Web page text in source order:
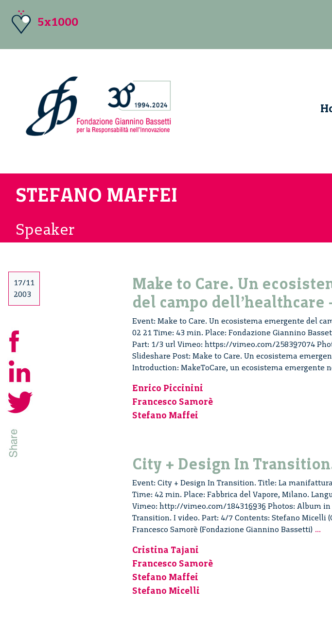
5x1000
STEFANO MAFFEI
Speaker
17/11
2003
Make to Care. Un
del campo dell’healthcare
Event: Make to Care. Un ecosistema emergente del
02 21 Time: 43 min. Place: Fondazione Giannino
Part: 1/3 url Vimeo: https://vimeo.com/258397074
Slideshare Post: Make to Care. Un ecosistema
Introduction: MakeToCare, un ecosistema emergente
Enrico Piccinini
Francesco Samorè
Stefano Maffei
City + Design In
Event: City + Design In Transition. Title: La
Time: 42 min. Place: Fabbrica del Vapore, Milano.
Vimeo: http://vimeo.com/184316936 Photos: Album
Transition. I video. Part: 4/7 Contents: Stefano Micelli
Francesco Samorè (Fondazione Giannino Bassetti) ...
Cristina Tajani
Francesco Samorè
Stefano Maffei
Stefano Micelli